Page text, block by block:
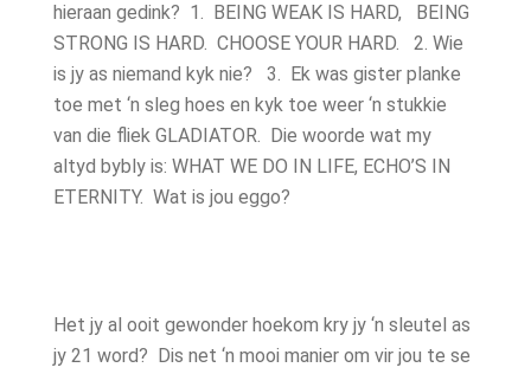
hieraan gedink? 1. BEING WEAK IS HARD, BEING
STRONG IS HARD. CHOOSE YOUR HARD. 2. Wie
is jy as niemand kyk nie? 3. Ek was gister planke
toe met ‘n sleg hoes en kyk toe weer ‘n stukkie
van die fliek GLADIATOR. Die woorde wat my
altyd bybly is: WHAT WE DO IN LIFE, ECHO’S IN
ETERNITY. Wat is jou eggo?
Het jy al ooit gewonder hoekom kry jy ‘n sleutel as
jy 21 word? Dis net ‘n mooi manier om vir jou te se